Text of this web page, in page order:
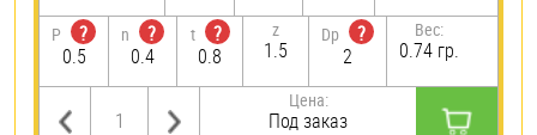
P
?
0.5
n
?
0.4
t
?
0.8
z
1.5
Dp
?
2
Вес:
0.74 гр.
Цена:
Под заказ